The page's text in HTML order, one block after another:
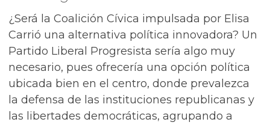
¿Será la Coalición Cívica impulsada por Elisa
Carrió una alternativa política innovadora? Un
Partido Liberal Progresista sería algo muy
necesario, pues ofrecería una opción política
ubicada bien en el centro, donde prevalezca
la defensa de las instituciones republicanas y
las libertades democráticas, agrupando a